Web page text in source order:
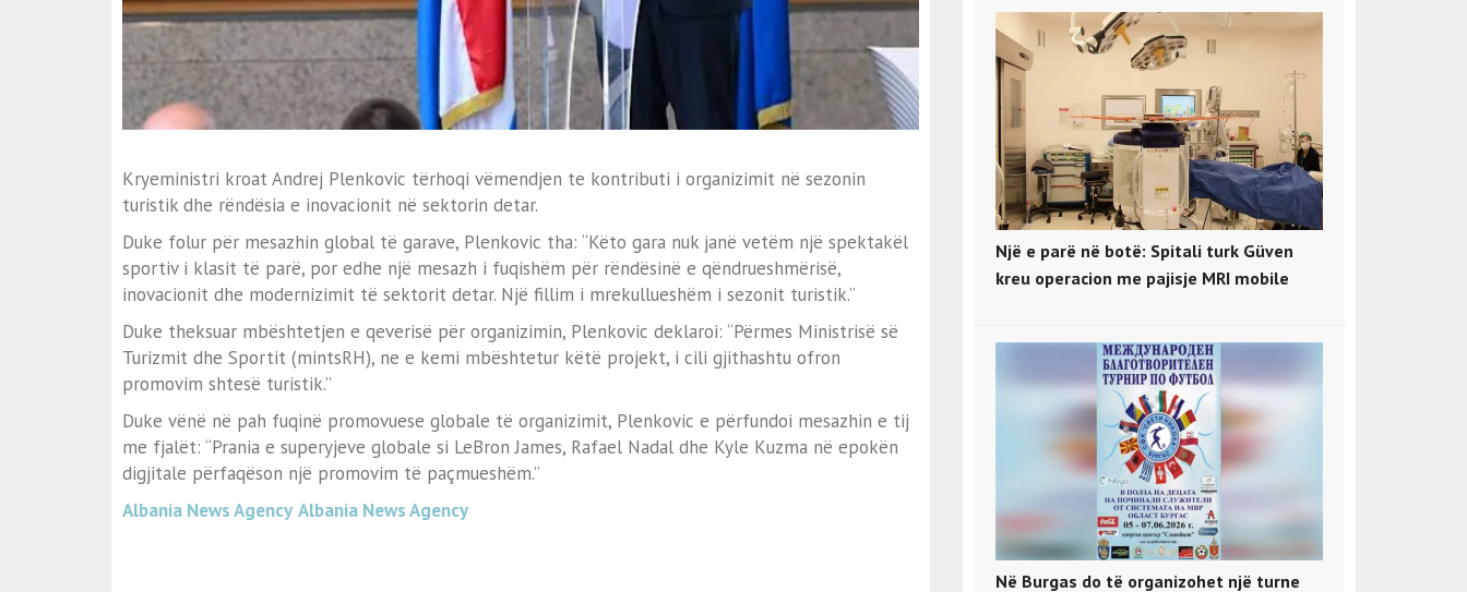
Kryeministri kroat Andrej Plenkovic tërhoqi vëmendjen te kontributi i organizimit në sezonin
turistik dhe rëndësia e inovacionit në sektorin detar.
Duke folur për mesazhin global të garave, Plenkovic tha: “Këto gara nuk janë vetëm një spektakël
sportiv i klasit të parë, por edhe një mesazh i fuqishëm për rëndësinë e qëndrueshmërisë,
inovacionit dhe modernizimit të sektorit detar. Një fillim i mrekullueshëm i sezonit turistik.”
Duke theksuar mbështetjen e qeverisë për organizimin, Plenkovic deklaroi: “Përmes Ministrisë së
Turizmit dhe Sportit (mintsRH), ne e kemi mbështetur këtë projekt, i cili gjithashtu ofron
promovim shtesë turistik.”
Duke vënë në pah fuqinë promovuese globale të organizimit, Plenkovic e përfundoi mesazhin e tij
me fjalët: “Prania e superyjeve globale si LeBron James, Rafael Nadal dhe Kyle Kuzma në epokën
digjitale përfaqëson një promovim të paçmueshëm.”
Albania News Agency Albania News Agency
Një e parë në botë: Spitali turk Güven
kreu operacion me pajisje MRI mobile
Në Burgas do të organizohet një turne